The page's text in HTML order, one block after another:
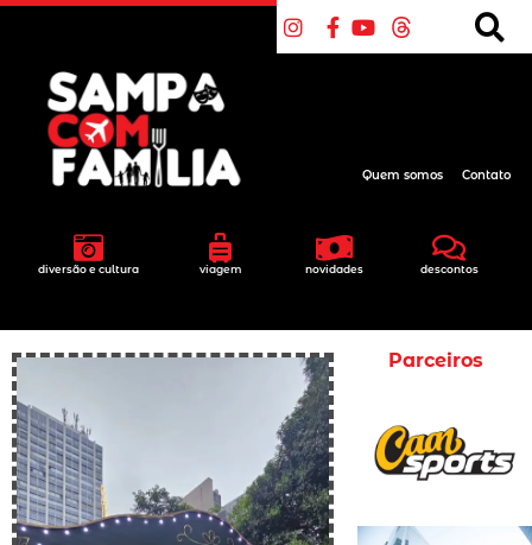
diversão e cultura viagem novidades descontos
Quem somos Contato
Parceiros